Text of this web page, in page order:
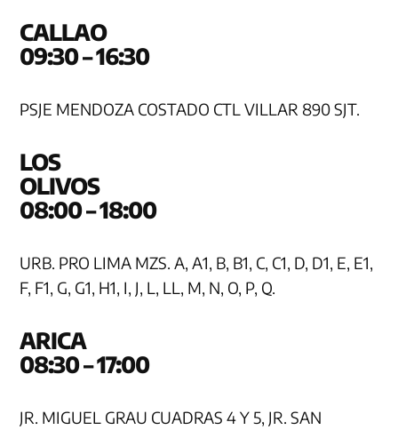
09:30 – 16:30
PSJE MENDOZA COSTADO CTL VILLAR 890 SJT.
LOS
08:00 – 18:00
URB. PRO LIMA MZS. A, A1, B, B1, C, C1, D, D1, E, E1,
F, F1, G, G1, H1, I, J, L, LL, M, N, O, P, Q.
08:30 – 17:00
JR. MIGUEL GRAU CUADRAS 4 Y 5, JR. SAN